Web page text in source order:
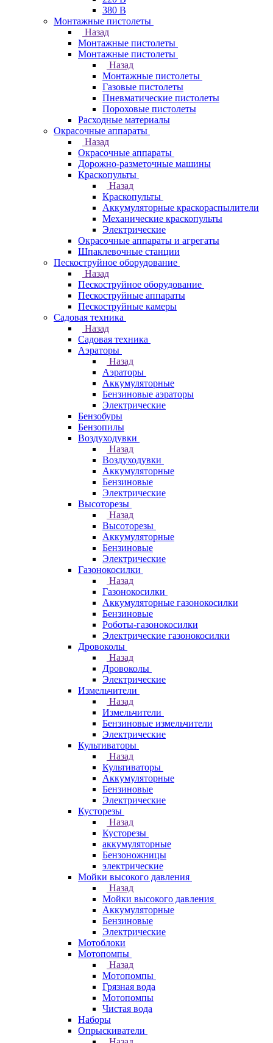
380 В
Монтажные пистолеты
Назад
Монтажные пистолеты
Монтажные пистолеты
Назад
Монтажные пистолеты
Газовые пистолеты
Пневматические пистолеты
Пороховые пистолеты
Расходные материалы
Окрасочные аппараты
Назад
Окрасочные аппараты
Дорожно-разметочные машины
Краскопульты
Назад
Краскопульты
Аккумуляторные краскораспылители
Механические краскопульты
Электрические
Окрасочные аппараты и агрегаты
Шпаклевочные станции
Пескоструйное оборудование
Назад
Пескоструйное оборудование
Пескоструйные аппараты
Пескоструйные камеры
Садовая техника
Назад
Садовая техника
Аэраторы
Назад
Аэраторы
Аккумуляторные
Бензиновые аэраторы
Электрические
Бензобуры
Бензопилы
Воздуходувки
Назад
Воздуходувки
Аккумуляторные
Бензиновые
Электрические
Высоторезы
Назад
Высоторезы
Аккумуляторные
Бензиновые
Электрические
Газонокосилки
Назад
Газонокосилки
Аккумуляторные газонокосилки
Бензиновые
Роботы-газонокосилки
Электрические газонокосилки
Дровоколы
Назад
Дровоколы
Электрические
Измельчители
Назад
Измельчители
Бензиновые измельчители
Электрические
Культиваторы
Назад
Культиваторы
Аккумуляторные
Бензиновые
Электрические
Кусторезы
Назад
Кусторезы
аккумуляторные
Бензоножницы
электрические
Мойки высокого давления
Назад
Мойки высокого давления
Аккумуляторные
Бензиновые
Электрические
Мотоблоки
Мотопомпы
Назад
Мотопомпы
Грязная вода
Мотопомпы
Чистая вода
Наборы
Опрыскиватели